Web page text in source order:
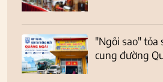
"Ngôi sao"
cung đường